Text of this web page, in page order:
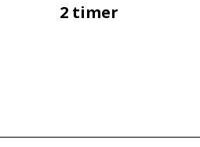
2 timer